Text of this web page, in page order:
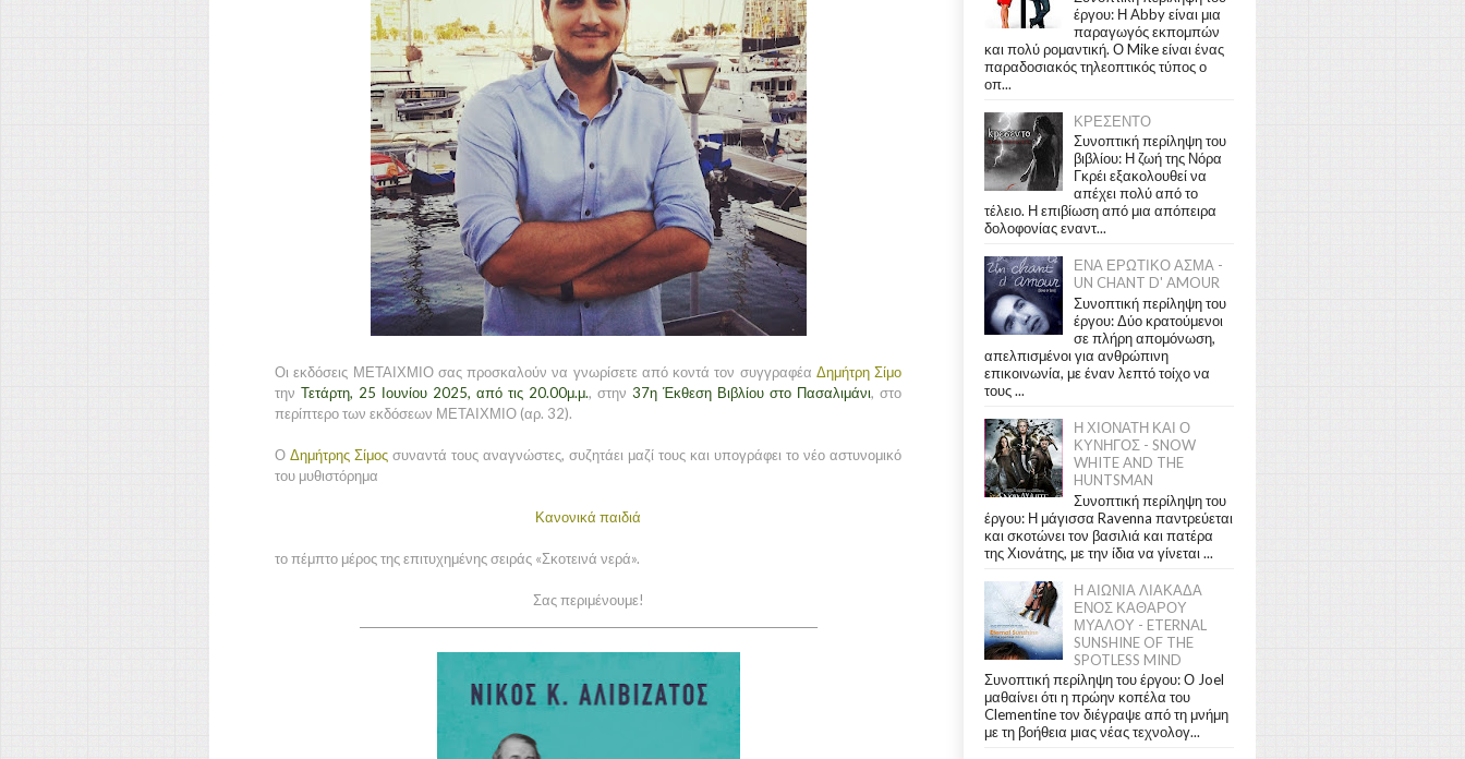
Οι εκδόσεις ΜΕΤΑΙΧΜΙΟ σας προσκαλούν να γνωρίσετε από κοντά τον συγγραφέα Δημήτρη Σίμο
την Τετάρτη, 25 Ιουνίου 2025, από τις 20.00μ.μ., στην 37η Έκθεση Βιβλίου στο Πασαλιμάνι, στο
περίπτερο των εκδόσεων ΜΕΤΑΙΧΜΙΟ (αρ. 32).
Ο Δημήτρης Σίμος συναντά τους αναγνώστες, συζητάει μαζί τους και υπογράφει το νέο αστυνομικό
του μυθιστόρημα
Κανονικά παιδιά
το πέμπτο μέρος της επιτυχημένης σειράς «Σκοτεινά νερά».
Σας περιμένουμε!
έργου: Η Abby είναι μια
παραγωγός εκπομπών
και πολύ ρομαντική. Ο Mike είναι ένας
παραδοσιακός τηλεοπτικός τύπος ο
οπ...
ΚΡΕΣΕΝΤΟ
Συνοπτική περίληψη του
βιβλίου: Η ζωή της Νόρα
Γκρέι εξακολουθεί να
απέχει πολύ από το
τέλειο. Η επιβίωση από μια απόπειρα
δολοφονίας εναντ...
ΕΝΑ ΕΡΩΤΙΚΟ ΑΣΜΑ -
UN CHANT D' AMOUR
Συνοπτική περίληψη του
έργου: Δύο κρατούμενοι
σε πλήρη απομόνωση,
απελπισμένοι για ανθρώπινη
επικοινωνία, με έναν λεπτό τοίχο να
τους ...
Η ΧΙΟΝΑΤΗ ΚΑΙ Ο
ΚΥΝΗΓΟΣ - SNOW
WHITE AND THE
HUNTSMAN
Συνοπτική περίληψη του
έργου: Η μάγισσα Ravenna παντρεύεται
και σκοτώνει τον βασιλιά και πατέρα
της Χιονάτης, με την ίδια να γίνεται ...
Η ΑΙΩΝΙΑ ΛΙΑΚΑΔΑ
ΕΝΟΣ ΚΑΘΑΡΟΥ
ΜΥΑΛΟΥ - ETERNAL
SUNSHINE OF THE
SPOTLESS MIND
Συνοπτική περίληψη του έργου: Ο Joel
μαθαίνει ότι η πρώην κοπέλα του
Clementine τον διέγραψε από τη μνήμη
με τη βοήθεια μιας νέας τεχνολογ...